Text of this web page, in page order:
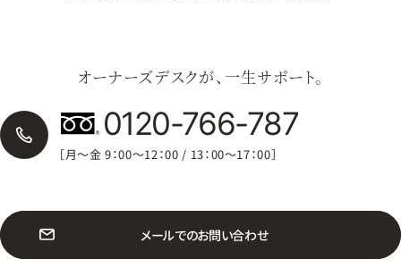
オーナーズデスクが、一生サポート。
0120-766-787
［月〜金 9：00〜12：00 / 13：00〜17：00］
メールでのお問い合わせ